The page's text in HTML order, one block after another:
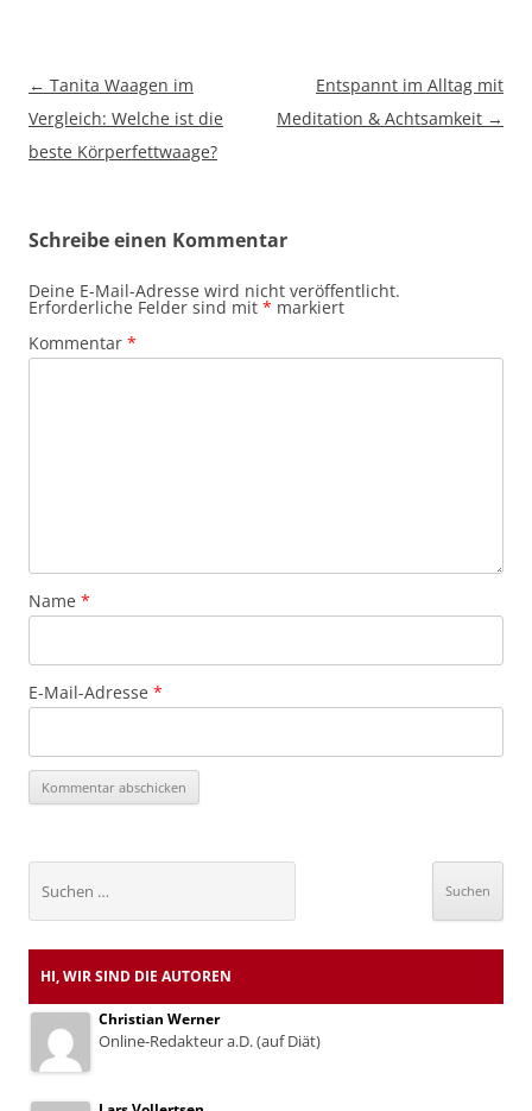
Beitragsnavigation
← Tanita Waagen im
Vergleich: Welche ist die
beste Körperfettwaage?
Entspannt im Alltag mit
Meditation & Achtsamkeit →
Schreibe einen Kommentar
Deine E-Mail-Adresse wird nicht veröffentlicht.
Erforderliche Felder sind mit * markiert
Kommentar *
Name *
E-Mail-Adresse *
nach:
HI, WIR SIND DIE AUTOREN
Christian Werner
Online-Redakteur a.D. (auf Diät)